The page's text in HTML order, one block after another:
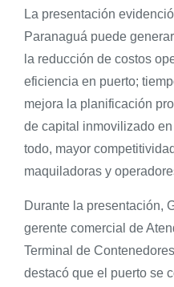
La presentación
Paranaguá puede
la reducción de costos
eficiencia en puerto;
mejora la planificación
de capital inmovilizado
todo, mayor
maquiladoras y
Durante la presentación,
gerente comercial de
Terminal de
destacó que el puerto se